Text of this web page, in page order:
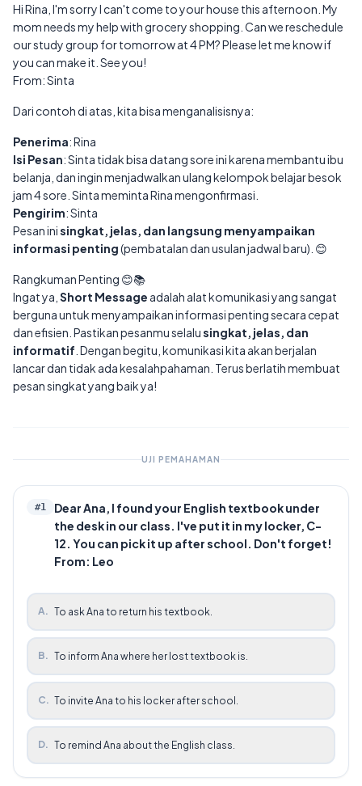
Hi Rina, I'm sorry I can't come to your house this afternoon. My
mom needs my help with grocery shopping. Can we reschedule
our study group for tomorrow at 4 PM? Please let me know if
you can make it. See you!
From: Sinta
Dari contoh di atas, kita bisa menganalisisnya:
Penerima: Rina
Isi Pesan: Sinta tidak bisa datang sore ini karena membantu ibu
belanja, dan ingin menjadwalkan ulang kelompok belajar besok
jam 4 sore. Sinta meminta Rina mengonfirmasi.
Pengirim: Sinta
Pesan inisingkat, jelas, dan langsung menyampaikan
informasi penting(pembatalan dan usulan jadwal baru). 😊
Rangkuman Penting 😊📚
Ingat ya, Short Message adalah alat komunikasi yang sangat
berguna untuk menyampaikan informasi penting secara cepat
dan efisien. Pastikan pesanmu selalusingkat, jelas, dan
informatif . Dengan begitu, komunikasi kita akan berjalan
lancar dan tidak ada kesalahpahaman. Terus berlatih membuat
pesan singkat yang baik ya!
UJI PEMAHAMAN
#1
Dear Ana, I found your English textbook under
the desk in our class. I've put it in my locker, C-
12. You can pick it up after school. Don't forget!
From: Leo
A. To ask Ana to return his textbook.
B. To inform Ana where her lost textbook is.
C. To invite Ana to his locker after school.
D. To remind Ana about the English class.